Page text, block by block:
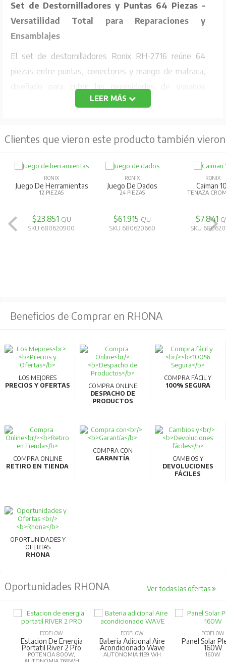
Set de Destornilladores y Puntas 64 Piezas –
Versatilidad Total para Reparaciones y
Ensamblajes
El set de destornilladores Ronix RH-2716 reúne 64
piezas entre puntas, conectores y mango de matraca,
diseñado para cubrir las necesidades de usuarios
profesionales y domésticos. Es ideal para
trabajos de precisión
Fabricado enacero cromo-vanadio (Cr-V)
de alta
calidad, garantiza máxima resistencia, larga vida útil y un
rendimiento confiable incluso en uso intensivo. Las
puntas endurecidas ofrecen excelente resistencia al
desgaste, mientras que el mango de matraca
Set completo de64 piezas, adecuado para
mantenimiento.
Fabricado en
acero Cr-V, que ofrece alta resistencia
y durabilidad.
Puntas endurecidas para una mayor vida útil y mejor
Mango de matraca de diseño profesional, que
equilibra velocidad y torque en cada conexión.
Incluye una amplia variedad de puntas: planas,
Perfecto para tareas de
minuciosos y reparación de dispositivos.
Estuche plástico resistente para almacenamiento y
Especificaciones técnicas
Código del fabricante:RH-2716
Código EAN:
6976100517479
Material:Acero al cromo vanadio
LEER MÁS
Clientes que vieron este producto también vieron
RONIX
Juego De Herramientas
12 PIEZAS
$23.851 C/U
SKU 680620900
RONIX
Juego De Dados
24 PIEZAS
$61.915 C/U
SKU 680620660
RONIX
Caiman
TENAZA
$7.841
SKU
Beneficios de Comprar en RHONA
LOS MEJORES
PRECIOS Y OFERTAS
COMPRA ONLINE
DESPACHO DE
PRODUCTOS
COMPRA FÁCIL Y
100% SEGURA
COMPRA ONLINE
RETIRO EN TIENDA
COMPRA CON
GARANTÍA
CAMBIOS Y
DEVOLUCIONES
FÁCILES
OPORTUNIDADES Y
OFERTAS
RHONA
Oportunidades RHONA Ver todas las ofertas
ECOFLOW
Estacion De Energia
Portatil River 2 Pro
POTENCIA 800W,
ECOFLOW
Bateria Adicional Aire
Acondicionado Wave
AUTONOMIA 1159 WH
ECOFLOW
Panel Solar
160W
160W